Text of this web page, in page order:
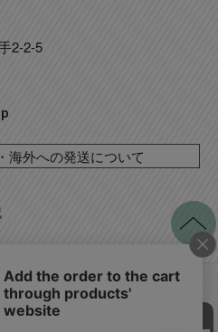
2-2-5
海外への発送について
翠工房こたき. R2 事業再構築